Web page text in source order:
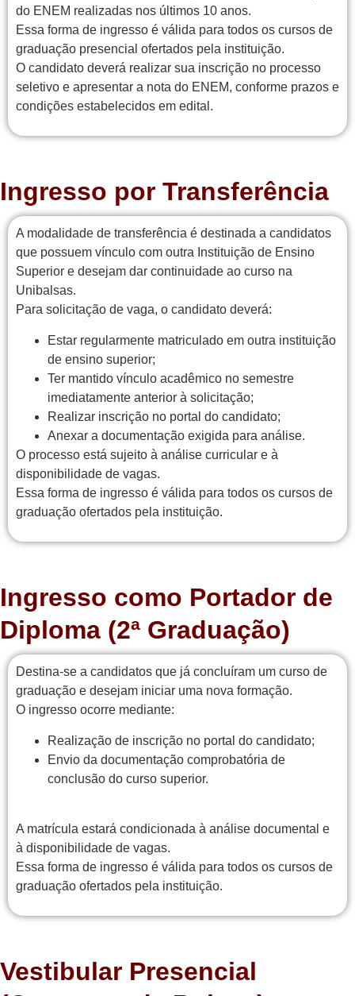
do ENEM realizadas nos últimos 10 anos.
Essa forma de ingresso é válida para todos os cursos de
graduação presencial ofertados pela instituição.
O candidato deverá realizar sua inscrição no processo
seletivo e apresentar a nota do ENEM, conforme prazos e
condições estabelecidos em edital.
Ingresso por Transferência
A modalidade de transferência é destinada a candidatos
que possuem vínculo com outra Instituição de Ensino
Superior e desejam dar continuidade ao curso na
Unibalsas.
Para solicitação de vaga, o candidato deverá:
Estar regularmente matriculado em outra instituição
de ensino superior;
Ter mantido vínculo acadêmico no semestre
imediatamente anterior à solicitação;
Realizar inscrição no portal do candidato;
Anexar a documentação exigida para análise.
O processo está sujeito à análise curricular e à
disponibilidade de vagas.
Essa forma de ingresso é válida para todos os cursos de
graduação ofertados pela instituição.
Ingresso como Portador de
Diploma (2ª Graduação)
Destina-se a candidatos que já concluíram um curso de
graduação e desejam iniciar uma nova formação.
O ingresso ocorre mediante:
Realização de inscrição no portal do candidato;
Envio da documentação comprobatória de
conclusão do curso superior.
A matrícula estará condicionada à análise documental e
à disponibilidade de vagas.
Essa forma de ingresso é válida para todos os cursos de
graduação ofertados pela instituição.
Vestibular Presencial